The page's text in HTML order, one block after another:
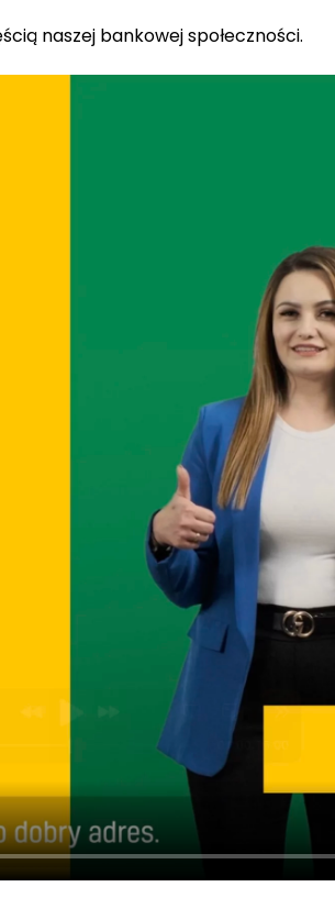
naszej bankowej społeczności.